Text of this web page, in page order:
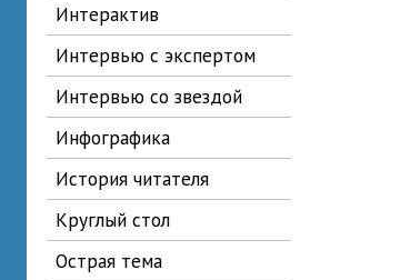
интерактив
интервью с экспертом
интервью со звездой
инфографика
история читателя
круглый стол
острая тема